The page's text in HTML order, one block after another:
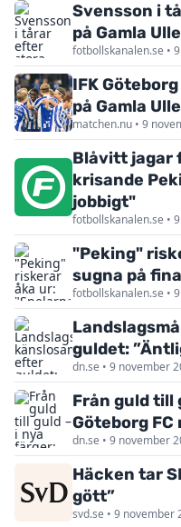
Svensson i
på Gamla
fotbollskanalen.se •
IFK
på Gamla
matchen.nu • 9
Blåvitt jagar
krisande
jobbigt"
fotbollskanalen.se •
"Peking"
sugna på
fotbollskanalen.se •
guldet:
dn.se • 9 november
Från guld till
Göteborg
dn.se • 9 november
Häcken tar
gött”
svd.se • 9 november